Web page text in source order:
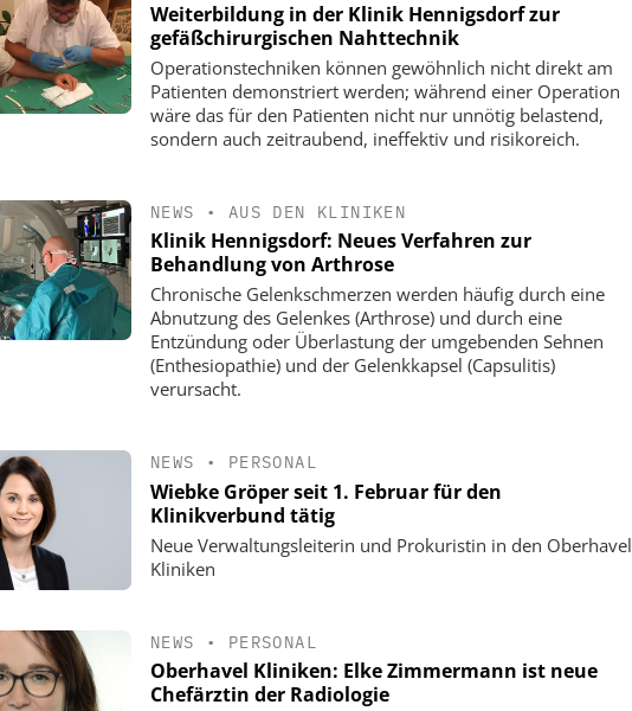
Weiterbildung in der Klinik Hennigsdorf zur
gefäßchirurgischen Nahttechnik
Operationstechniken können gewöhnlich nicht direkt am
Patienten demonstriert werden; während einer Operation
wäre das für den Patienten nicht nur unnötig belastend,
sondern auch zeitraubend, ineffektiv und risikoreich.
NEWS • AUS DEN KLINIKEN
Klinik Hennigsdorf: Neues Verfahren zur
Behandlung von Arthrose
Chronische Gelenkschmerzen werden häufig durch eine
Abnutzung des Gelenkes (Arthrose) und durch eine
Entzündung oder Überlastung der umgebenden Sehnen
(Enthesiopathie) und der Gelenkkapsel (Capsulitis)
verursacht.
NEWS • PERSONAL
Wiebke Gröper seit 1. Februar für den
Klinikverbund tätig
Neue Verwaltungsleiterin und Prokuristin in den Oberhavel
Kliniken
NEWS • PERSONAL
Oberhavel Kliniken: Elke Zimmermann ist neue
Chefärztin der Radiologie